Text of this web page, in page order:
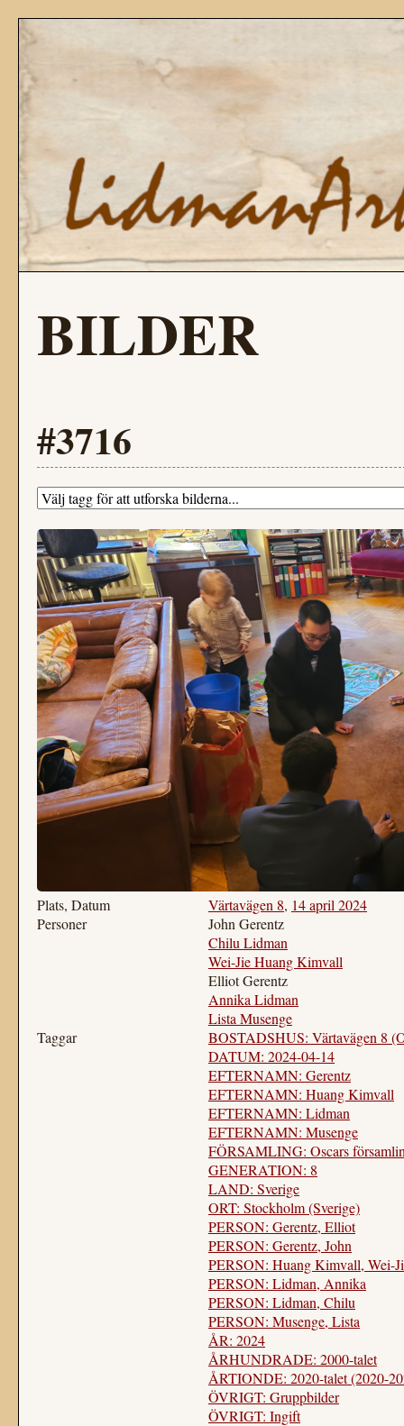
BILDER
#3716
Plats, Datum Värtavägen 8, 14 april 2024
Personer
John Gerentz
Chilu Lidman
Wei-Jie Huang Kimvall
Elliot Gerentz
Annika Lidman
Lista Musenge
Taggar
BOSTADSHUS: Värtavägen 8
DATUM: 2024-04-14
EFTERNAMN: Gerentz
EFTERNAMN: Huang Kimvall
EFTERNAMN: Lidman
EFTERNAMN: Musenge
FÖRSAMLING: Oscars
GENERATION: 8
LAND: Sverige
ORT: Stockholm (Sverige)
PERSON: Gerentz, Elliot
PERSON: Gerentz, John
PERSON: Huang Kimvall, Wei-
PERSON: Lidman, Annika
PERSON: Lidman, Chilu
PERSON: Musenge, Lista
ÅR: 2024
ÅRHUNDRADE: 2000-talet
ÅRTIONDE: 2020-talet (2020-
ÖVRIGT: Gruppbilder
ÖVRIGT: Ingift